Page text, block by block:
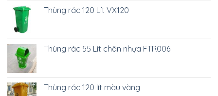
Thùng rác 120 Lít VX120
Thùng rác 55 Lít chân nhựa FTR006
Thùng rác 120 lít màu vàng